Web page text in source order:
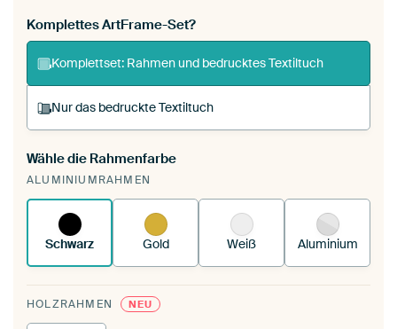
Komplettes ArtFrame-Set?
Komplettset: Rahmen und bedrucktes Textiltuch
Nur das bedruckte Textiltuch
Du spannst einen wechselbaren Textiltuch in
deinen vorhandenen ArtFrame™.
es.
Wähle die Rahmenfarbe
ALUMINIUMRAHMEN
Schwarz Gold Weiß Aluminium
HOLZRAHMEN NEU